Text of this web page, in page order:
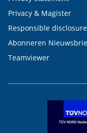
Privacy & Magister
Responsible disclosure
Abonneren
Teamviewer